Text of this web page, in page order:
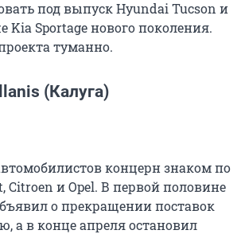
под выпуск Hyundai Tucson и
Kia Sportage нового поколения.
туманно.
(Калуга)
концерн знаком по
Citroen и Opel. В первой половине
о прекращении поставок
а в конце апреля остановил